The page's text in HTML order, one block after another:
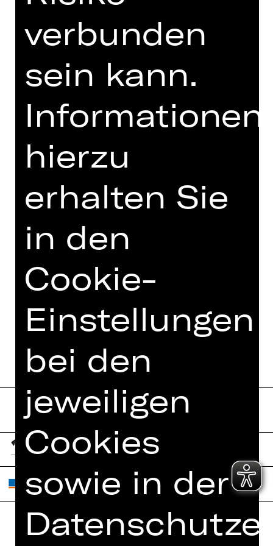
UNTERSTÜTZUNG
OPERA VIVA
verbunden
sein kann.
Informationen
hierzu
erhalten Sie
in den
Cookie-
Einstellungen
bei den
jeweiligen
Cookies
sowie in der